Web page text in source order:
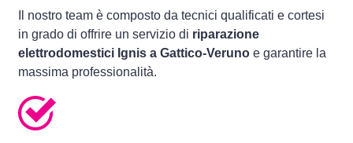
Il nostro team è composto da tecnici qualificati e cortesi
in grado di offrire un servizio di riparazione
elettrodomestici Ignis a Gattico-Veruno e garantire la
massima professionalità.